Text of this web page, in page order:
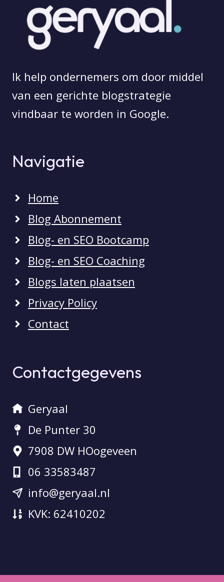
Ik help ondernemers om door middel
van een gerichte blogstrategie
vindbaar te worden in Google.
Navigatie
Home
Blog Abonnement
Blog- en SEO Bootcamp
Blog- en SEO Coaching
Blogs laten plaatsen
Privacy Policy
Contact
Contactgegevens
Geryaal
De Punter 30
7908 DW HOogeveen
06 33583487
info@geryaal.nl
KVK: 62410202